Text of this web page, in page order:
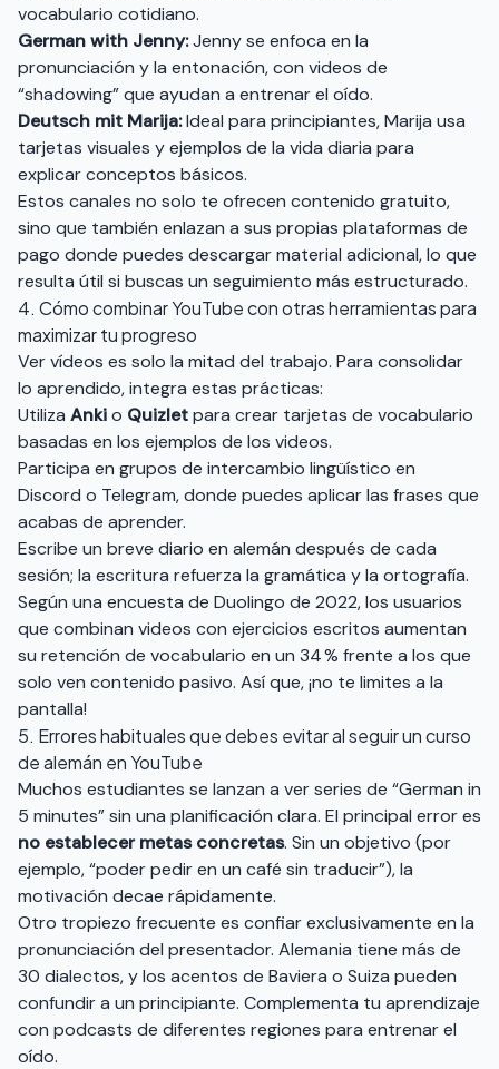
vocabulario cotidiano.
German with Jenny:Jenny se enfoca en la
pronunciación y la entonación, con videos de
“shadowing” que ayudan a entrenar el oído.
Deutsch mit Marija:Ideal para principiantes, Marija usa
tarjetas visuales y ejemplos de la vida diaria para
explicar conceptos básicos.
Estos canales no solo te ofrecen contenido gratuito,
sino que también enlazan a sus propias plataformas de
pago donde puedes descargar material adicional, lo que
resulta útil si buscas un seguimiento más estructurado.
4. Cómo combinar YouTube con otras herramientas para
maximizar tu progreso
Ver vídeos es solo la mitad del trabajo. Para consolidar
lo aprendido, integra estas prácticas:
Utiliza Ankio Quizletpara crear tarjetas de vocabulario
basadas en los ejemplos de los videos.
Participa en grupos de intercambio lingüístico en
Discord o Telegram, donde puedes aplicar las frases que
acabas de aprender.
Escribe un breve diario en alemán después de cada
sesión; la escritura refuerza la gramática y la ortografía.
Según una encuesta de Duolingo de 2022, los usuarios
que combinan videos con ejercicios escritos aumentan
su retención de vocabulario en un 34 % frente a los que
solo ven contenido pasivo. Así que, ¡no te limites a la
pantalla!
5. Errores habituales que debes evitar al seguir un curso
de alemán en YouTube
Muchos estudiantes se lanzan a ver series de “German in
5 minutes” sin una planificación clara. El principal error es
no establecer metas concretas. Sin un objetivo (por
ejemplo, “poder pedir en un café sin traducir”), la
motivación decae rápidamente.
Otro tropiezo frecuente es confiar exclusivamente en la
pronunciación del presentador. Alemania tiene más de
30 dialectos, y los acentos de Baviera o Suiza pueden
confundir a un principiante. Complementa tu aprendizaje
con podcasts de diferentes regiones para entrenar el
oído.